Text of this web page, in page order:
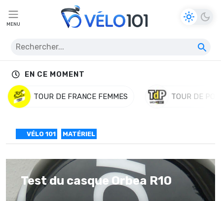
MENU
EN CE MOMENT
TOUR DE FRANCE FEMMES TOUR DE
VÉLO 101 MATÉRIEL
Test du casque Orbea R10